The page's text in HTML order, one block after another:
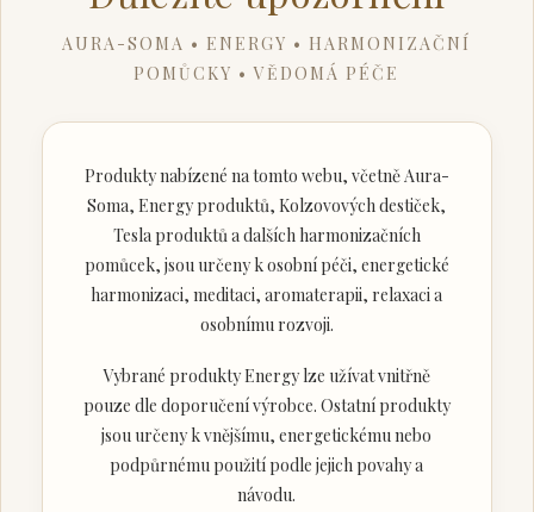
AURA-SOMA • ENERGY • HARMONIZAČNÍ
POMŮCKY • VĚDOMÁ PÉČE
Produkty nabízené na tomto webu, včetně Aura-
Soma, Energy produktů, Kolzovových destiček,
Tesla produktů a dalších harmonizačních
pomůcek, jsou určeny k osobní péči, energetické
harmonizaci, meditaci, aromaterapii, relaxaci a
osobnímu rozvoji.
Vybrané produkty Energy lze užívat vnitřně
pouze dle doporučení výrobce. Ostatní produkty
jsou určeny k vnějšímu, energetickému nebo
podpůrnému použití podle jejich povahy a
návodu.